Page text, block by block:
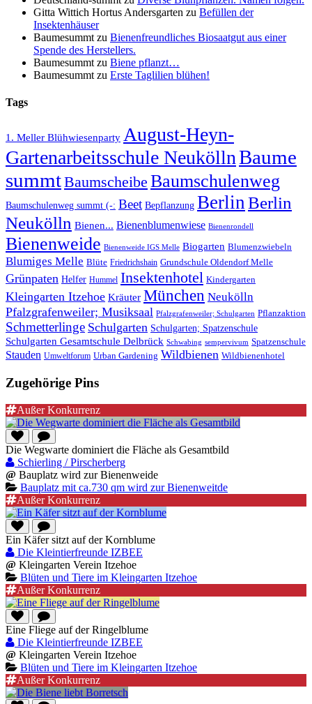
Gitta Wittich Hortus Andersgarten zu Befüllen der
Insektenhäuser
Baumesummt zu Bienenfreundliches Biosaatgut aus einer
Spende des Herstellers.
Baumesummt zu Biene pflanzt…
Baumesummt zu Erste Taglilien blühen!
Tags
1. Meller Blühwiesenparty August-Heyn-
Gartenarbeitsschule NeuköllnBaume
summtBaumscheibe Baumschulenweg
Baumschulenweg summt (-: Beet Bepflanzung BerlinBerlin
Neukölln Bienen... Bienenblumenwiese Bienenrondell
Bienenweide Bienenweide IGS Melle Biogarten Blumenzwiebeln
Blumiges Melle Blüte Friedrichshain Grundschule Oldendorf Melle
Grünpaten Helfer Hummel Insektenhotel Kindergarten
Kleingarten Itzehoe Kräuter München Neukölln
Pfalzgrafenweiler; Musiksaal Pfalzgrafenweiler; Schulgarten Pflanzaktion
Schmetterlinge Schulgarten Schulgarten; Spatzenschule
Schulgarten Gesamtschule Delbrück Schwabing sempervivum Spatzenschule
Stauden Umweltforum Urban Gardening Wildbienen Wildbienenhotel
Zugehörige Pins
Außer Konkurrenz
Die Wegwarte dominiert die Fläche als Gesamtbild
Schierling / Pirscherberg
@ Bauplatz wird zur Bienenweide
Bauplatz mit ca.730 qm wird zur Bienenweitde
Außer Konkurrenz
Ein Käfer sitzt auf der Kornblume
Die Kleintierfreunde IZBEE
@ Kleingarten Verein Itzehoe
Blüten und Tiere im Kleingarten Itzehoe
Außer Konkurrenz
Eine Fliege auf der Ringelblume
Die Kleintierfreunde IZBEE
@ Kleingarten Verein Itzehoe
Blüten und Tiere im Kleingarten Itzehoe
Außer Konkurrenz